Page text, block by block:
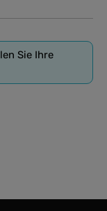
Sie Ihre